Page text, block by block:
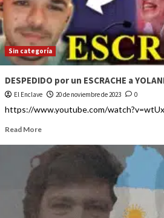
Sin categoría
DESPEDIDO por un ESCRACHE a
El Enclave 20 de noviembre de 2023 0
https://www.youtube.com/
Read More